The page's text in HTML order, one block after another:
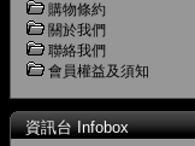
購物條約
關於我們
聯絡我們
會員權益及須知
資訊台 Infobox